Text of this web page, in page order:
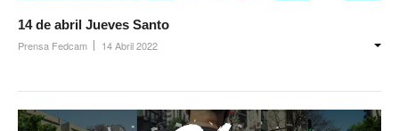
14 de abril Jueves Santo
Prensa Fedcam 14 Abril 2022